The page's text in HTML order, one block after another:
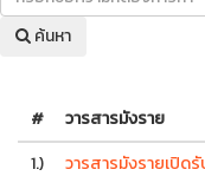
ค้นหา
# วารสารมังราย
1.)
วารสารมังรายเปิด